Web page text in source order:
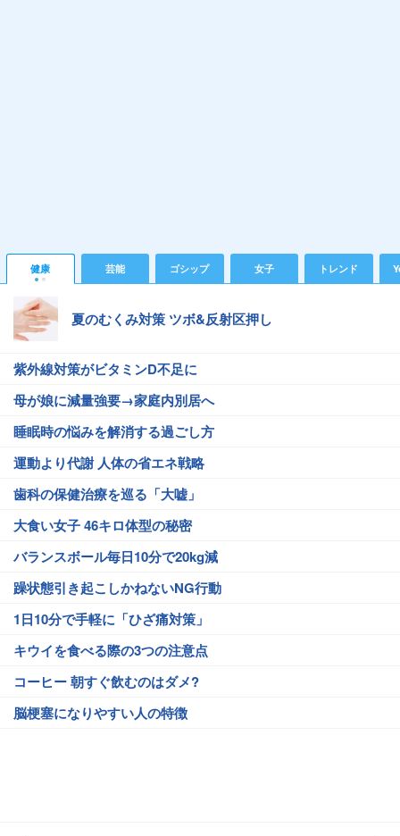
健康 芸能 ゴシップ 女子 トレンド
夏のむくみ対策 ツボ&反射区押し
紫外線対策がビタミンD不足に
母が娘に減量強要→家庭内別居へ
睡眠時の悩みを解消する過ごし方
運動より代謝 人体の省エネ戦略
歯科の保健治療を巡る「大嘘」
大食い女子 46キロ体型の秘密
バランスボール毎日10分で20kg減
躁状態引き起こしかねないNG行動
1日10分で手軽に「ひざ痛対策」
キウイを食べる際の3つの注意点
コーヒー 朝すぐ飲むのはダメ?
脳梗塞になりやすい人の特徴